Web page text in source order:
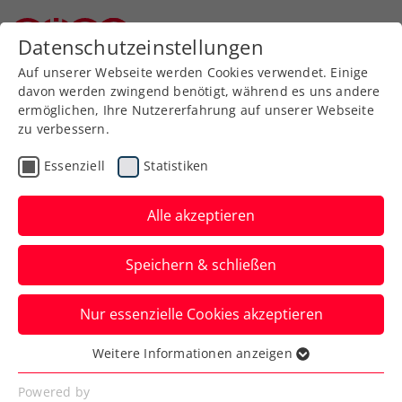
Zurück zur Newsübersicht
ATP
Der SportWoche ÖTV-
Spitzentennis-Podcast:
Folge 3
Christian Drastil blickt wieder auf
Österreichs Top 10 im ATP-/WTA-Ranking
Datenschutzeinstellungen
Auf unserer Webseite werden Cookies verwendet. Einige
davon werden zwingend benötigt, während es uns andere
ermöglichen, Ihre Nutzererfahrung auf unserer Webseite
zu verbessern.
Essenziell Statistiken
Alle akzeptieren
Speichern & schließen
Nur essenzielle Cookies akzeptieren
Essenziell
Essenzielle Cookies werden für grundlegende
Weitere Informationen anzeigen
Powered by